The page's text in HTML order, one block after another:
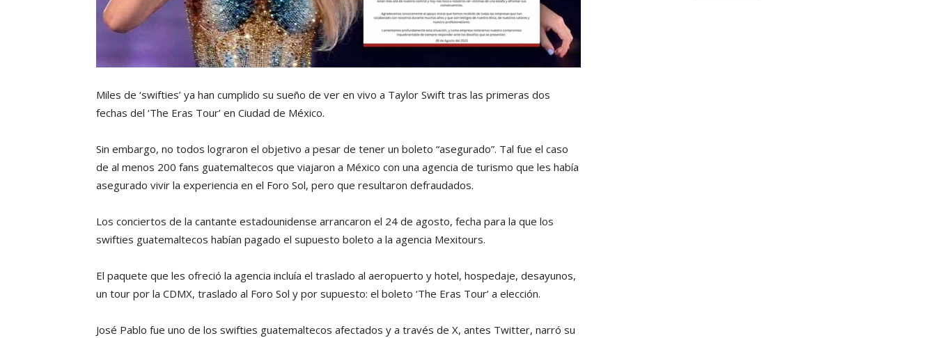
Miles de ‘swifties’ ya han cumplido su sueño de ver en vivo a Taylor Swift tras las primeras dos
fechas del ‘The Eras Tour’ en Ciudad de México.
Sin embargo, no todos lograron el objetivo a pesar de tener un boleto “asegurado”. Tal fue el caso
de al menos 200 fans guatemaltecos que viajaron a México con una agencia de turismo que les había
asegurado vivir la experiencia en el Foro Sol, pero que resultaron defraudados.
Los conciertos de la cantante estadounidense arrancaron el 24 de agosto, fecha para la que los
swifties guatemaltecos habían pagado el supuesto boleto a la agencia Mexitours.
El paquete que les ofreció la agencia incluía el traslado al aeropuerto y hotel, hospedaje, desayunos,
un tour por la CDMX, traslado al Foro Sol y por supuesto: el boleto ‘The Eras Tour’ a elección.
José Pablo fue uno de los swifties guatemaltecos afectados y a través de X, antes Twitter, narró su